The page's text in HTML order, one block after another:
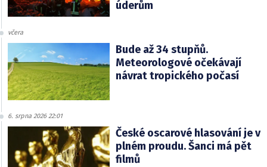
úderům
včera
Bude až 34 stupňů.
Meteorologové očekávají
návrat tropického počasí
6. srpna 2026 22:01
České oscarové hlasování je v
plném proudu. Šanci má pět
filmů